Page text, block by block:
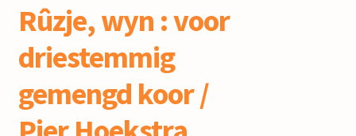
Rûzje, wyn : voor
driestemmig
gemengd koor /